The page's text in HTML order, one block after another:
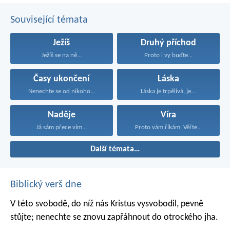
Související témata
Ježíš
Ježíš se na ně...
Druhý příchod
Proto i vy buďte...
Časy ukončení
Nenechte se od nikoho...
Láska
Láska je trpělivá, je...
Naděje
Já sám přece vím...
Víra
Proto vám říkám: Věřte...
Další témata…
Biblický verš dne
V této svobodě, do níž nás Kristus vysvobodil, pevně
stůjte; nenechte se znovu zapřáhnout do otrockého jha.